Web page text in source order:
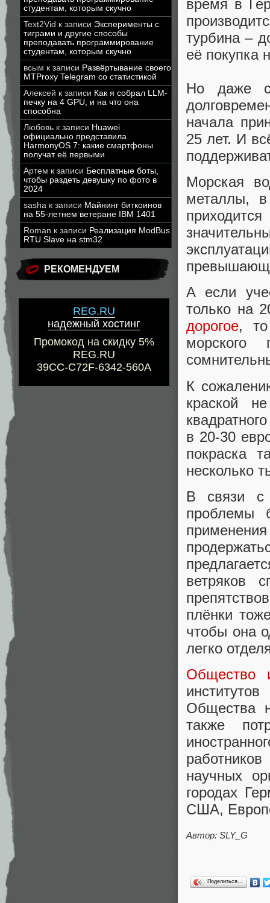
студентам, которым скучно
Text2Vid к записи Эксперименты с
тиграми и другие способы
преподавать программирование
студентам, которым скучно
всым к записи Развёртывание своего
MTProxy Telegram со статистикой
Алексей к записи Как я собрал LLM-
печку на 4 GPU, и на что она
способна
Любовь к записи Huawei
официально представила
HarmonyOS 7: какие смартфоны
получат её первыми
Артем к записи Бесплатные боты,
чтобы раздеть девушку по фото в
2024
sasha к записи Майнинг биткоинов
на 55-летнем ветеране IBM 1401
Roman к записи Реализация ModBus
RTU Slave на stm32
РЕКОМЕНДУЕМ
REG.RU
надежный хостинг
Промокод на скидку 5%
REG.RU
39CC-C72F-6342-560A
время в
турбина –
её покупка
Но даже с
начала
25 лет. И
Морская
металлы, в
А если
только на
дорогое, то
морского
К
краской
в 20-30
покраска
несколько
В связи с
проблемы
ветряков
плёнки
чтобы она
легко
Общество
Общества
также
научных
городах
США,
Автор: SLY_G
Поделиться…